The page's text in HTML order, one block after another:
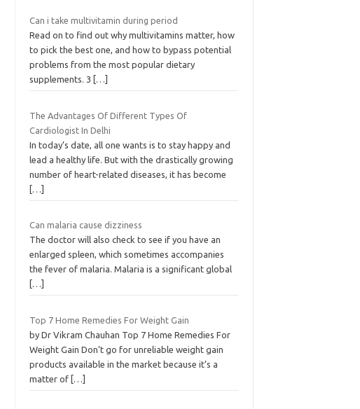
Can i take multivitamin during period
Read on to find out why multivitamins matter, how
to pick the best one, and how to bypass potential
problems from the most popular dietary
supplements. 3
[…]
The Advantages Of Different Types Of
Cardiologist In Delhi
In today’s date, all one wants is to stay happy and
lead a healthy life. But with the drastically growing
number of heart-related diseases, it has become
[…]
Can malaria cause dizziness
The doctor will also check to see if you have an
enlarged spleen, which sometimes accompanies
the fever of malaria. Malaria is a significant global
[…]
Top 7 Home Remedies For Weight Gain
by Dr Vikram Chauhan Top 7 Home Remedies For
Weight Gain Don’t go for unreliable weight gain
products available in the market because it’s a
matter of […]